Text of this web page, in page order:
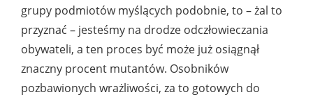
grupy podmiotów myślących podobnie, to – żal to
przyznać – jesteśmy na drodze odczłowieczania
obywateli, a ten proces być może już osiągnął
znaczny procent mutantów. Osobników
pozbawionych wrażliwości, za to gotowych do